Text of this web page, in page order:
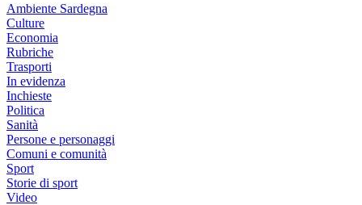
Ambiente Sardegna
Culture
Economia
Rubriche
Trasporti
In evidenza
Inchieste
Politica
Sanità
Persone e personaggi
Comuni e comunità
Sport
Storie di sport
Video